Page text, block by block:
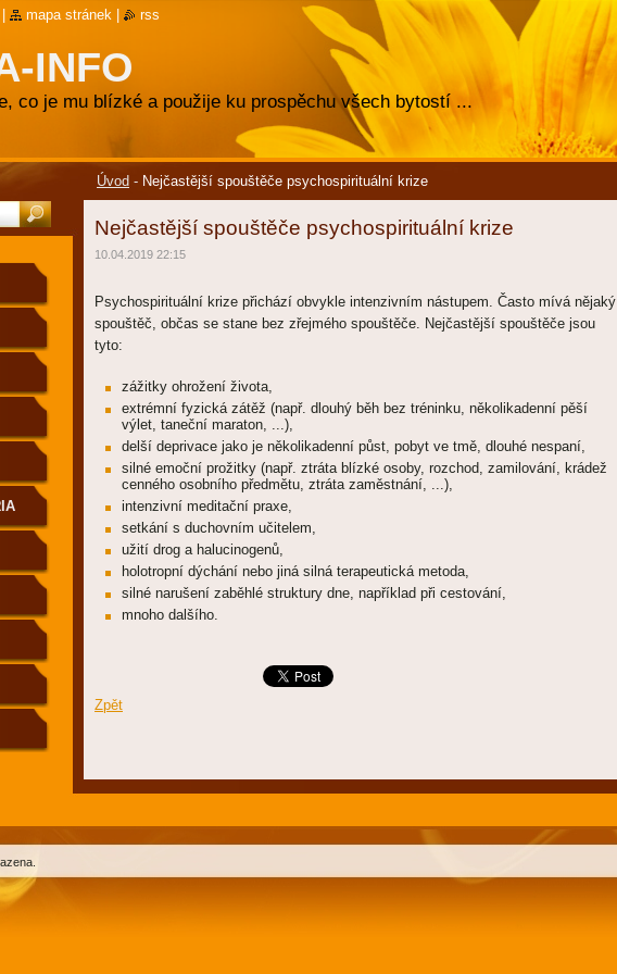
INFO
co je mu blízké a použije ku prospěchu všech bytostí ...
Úvod - Nejčastější spouštěče psychospirituální krize
Nejčastější spouštěče psychospirituální krize
10.04.2019 22:15
Psychospirituální krize přichází obvykle intenzivním nástupem. Často mívá nějaký
spouštěč, občas se stane bez zřejmého spouštěče. Nejčastější spouštěče jsou
tyto:
zážitky ohrožení života,
extrémní fyzická zátěž (např. dlouhý běh bez tréninku, několikadenní pěší
výlet, taneční maraton, ...),
delší deprivace jako je několikadenní půst, pobyt ve tmě, dlouhé nespaní,
silné emoční prožitky (např. ztráta blízké osoby, rozchod, zamilování, krádež
cenného osobního předmětu, ztráta zaměstnání, ...),
intenzivní meditační praxe,
setkání s duchovním učitelem,
užití drog a halucinogenů,
holotropní dýchání nebo jiná silná terapeutická metoda,
silné narušení zaběhlé struktury dne, například při cestování,
mnoho dalšího.
Zpět
mapa stránek rss